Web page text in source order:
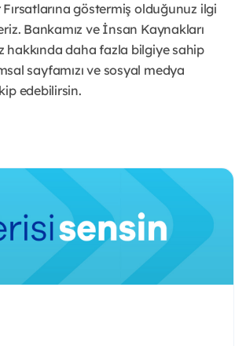
Fırsatlarına göstermiş olduğunuz ilgi
Bankamız ve İnsan Kaynakları
hakkında daha fazla bilgiye sahip
sayfamızı ve sosyal medya
edebilirsin.